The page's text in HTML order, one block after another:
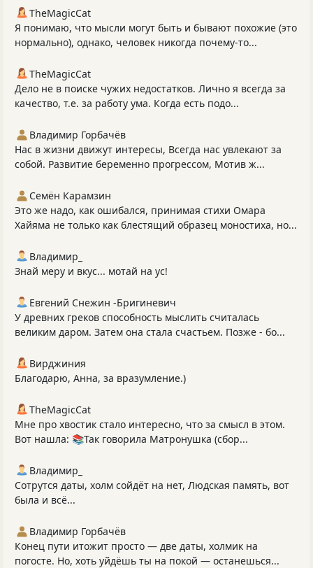
TheMagicCat
Я понимаю, что мысли могут быть и бывают похожие (это
нормально), однако, человек никогда почему-то...
TheMagicCat
Дело не в поиске чужих недостатков. Лично я всегда за
качество, т.е. за работу ума. Когда есть подо...
Владимир Горбачёв
Нас в жизни движут интересы, Всегда нас увлекают за
собой. Развитие беременно прогрессом, Мотив ж...
Семён Карамзин
Это же надо, как ошибался, принимая стихи Омара
Хайяма не только как блестящий образец моностиха, но...
Владимир_
Знай меру и вкус... мотай на ус!
Евгений Снежин -Бригиневич
У древних греков способность мыслить считалась
великим даром. Затем она стала счастьем. Позже - бо...
Вирджиния
Благодарю, Анна, за вразумление.)
TheMagicCat
Мне про хвостик стало интересно, что за смысл в этом.
Вот нашла: 📚Так говорила Матронушка (сбор...
Владимир_
Сотрутся даты, холм сойдёт на нет, Людская память, вот
была и всё...
Владимир Горбачёв
Конец пути итожит просто — две даты, холмик на
погосте. Но, хоть уйдёшь ты на покой — останешься...